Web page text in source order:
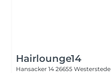
Hairlounge14
Hansacker 14 26655 Westerstede